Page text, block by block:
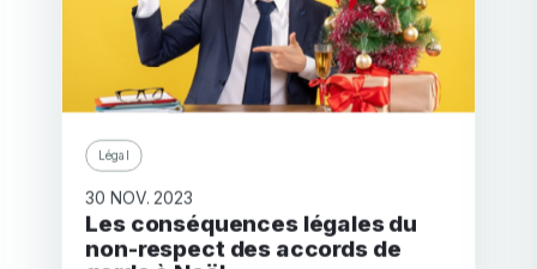
Légal
30 NOV. 2023
Les conséquences légales du
non-respect des accords de